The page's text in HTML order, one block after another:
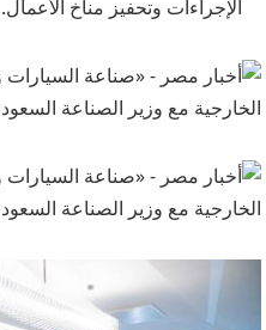
الإجراءات وتحفيز مناخ الأعمال.